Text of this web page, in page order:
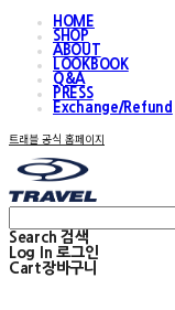
HOME
SHOP
ABOUT
LOOKBOOK
Q&A
PRESS
Exchange/Refund
트래블 공식 홈페이지
Search 검색
Log In 로그인
Cart장바구니